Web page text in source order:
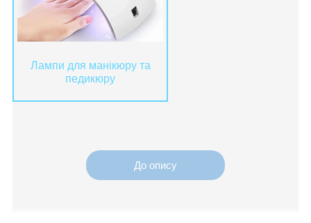
Лампи для манікюру та
педикюру
До опису